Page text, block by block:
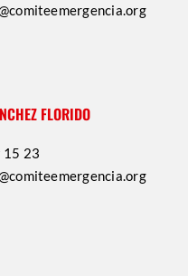
FLORIDO
15 23